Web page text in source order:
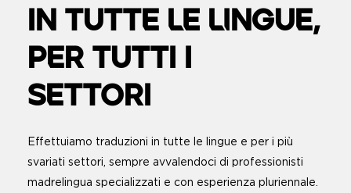
IN TUTTE LE LINGUE,
PER TUTTI I
SETTORI
Effettuiamo traduzioni in tutte le lingue e per i più
svariati settori, sempre avvalendoci di professionisti
madrelingua specializzati e con esperienza pluriennale.